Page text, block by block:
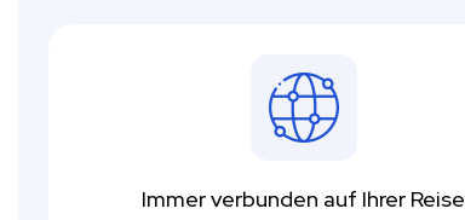
Immer verbunden auf Ihrer Reise